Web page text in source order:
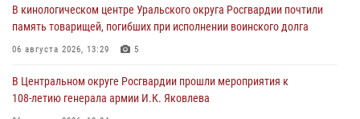
В кинологическом центре Уральского округа Росгвардии почтили
память товарищей, погибших при исполнении воинского долга
06 августа 2026, 13:29 5
В Центральном округе Росгвардии прошли мероприятия к
108‑летию генерала армии И.К. Яковлева